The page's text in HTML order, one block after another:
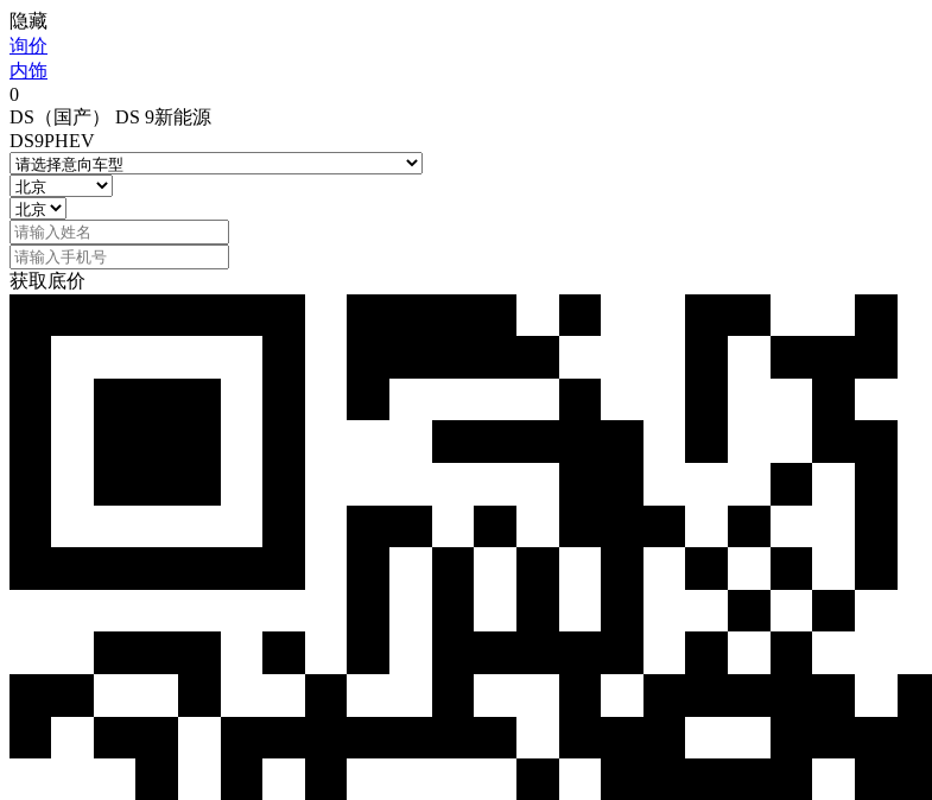
隐藏
询价
内饰
0
DS（国产） DS 9新能源
DS9PHEV
获取底价